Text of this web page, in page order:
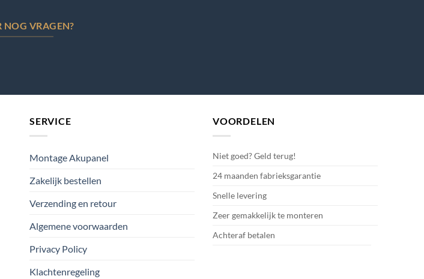
NOG VRAGEN?
SERVICE
Montage Akupanel
Zakelijk bestellen
Verzending en retour
Algemene voorwaarden
Privacy Policy
Klachtenregeling
VOORDELEN
Niet goed? Geld terug!
24 maanden fabrieksgarantie
Snelle levering
Zeer gemakkelijk te monteren
Achteraf betalen